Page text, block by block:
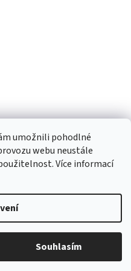
umožnili pohodlné
webu neustále
Více informací
Souhlasím
Shoptet
. Všechna práva vyhrazena.